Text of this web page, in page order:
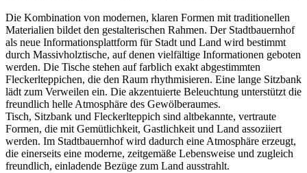
Die Kombination von modernen, klaren Formen mit traditionellen
Materialien bildet den gestalterischen Rahmen. Der Stadtbauernhof
als neue Informationsplattform für Stadt und Land wird bestimmt
durch Massivholztische, auf denen vielfältige Informationen geboten
werden. Die Tische stehen auf farblich exakt abgestimmten
Fleckerlteppichen, die den Raum rhythmisieren. Eine lange Sitzbank
lädt zum Verweilen ein. Die akzentuierte Beleuchtung unterstützt die
freundlich helle Atmosphäre des Gewölberaumes.
Tisch, Sitzbank und Fleckerlteppich sind altbekannte, vertraute
Formen, die mit Gemütlichkeit, Gastlichkeit und Land assoziiert
werden. Im Stadtbauernhof wird dadurch eine Atmosphäre erzeugt,
die einerseits eine moderne, zeitgemäße Lebensweise und zugleich
freundlich, einladende Bezüge zum Land ausstrahlt.